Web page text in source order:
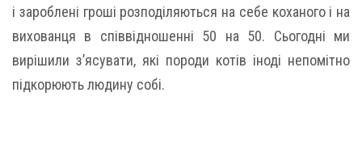
і зароблені гроші розподіляються на себе коханого і на
вихованця в співвідношенні 50 на 50. Сьогодні ми
вирішили з’ясувати, які породи котів іноді непомітно
підкорюють людину собі.